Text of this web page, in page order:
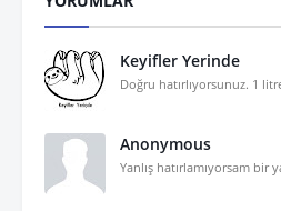
Keyifler Yerinde
Doğru hatırlıyorsunuz. 1
Anonymous
Yanlış hatırlamıyorsam bir